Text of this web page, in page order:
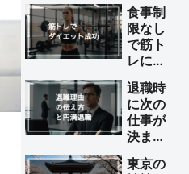
食事制
限なし
で筋ト
レによ
エット
を成功
させる
方法
退職時
に次の
仕事が
決まっ
い理由
東京の